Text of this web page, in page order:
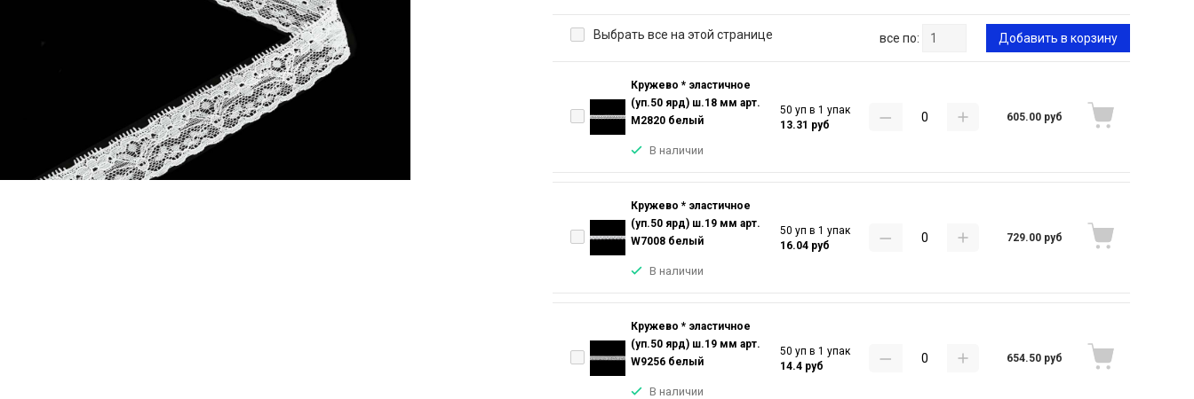
Выбрать все на этой странице все по: Добавить в корзину
Кружево * эластичное
(уп.50 ярд) ш.18 мм арт.
M2820 белый
В наличии
50 уп в 1 упак
13.31 руб
605.00 руб
Кружево * эластичное
(уп.50 ярд) ш.19 мм арт.
W7008 белый
В наличии
50 уп в 1 упак
16.04 руб
729.00 руб
Кружево * эластичное
(уп.50 ярд) ш.19 мм арт.
W9256 белый
В наличии
50 уп в 1 упак
14.4 руб
654.50 руб